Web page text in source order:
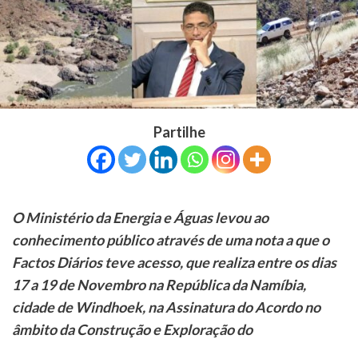
Partilhe
O Ministério da Energia e Águas levou ao
conhecimento público através de uma nota a que o
Factos Diários teve acesso, que realiza entre os dias
17 a 19 de Novembro na República da Namíbia,
cidade de Windhoek, na Assinatura do Acordo no
âmbito da Construção e Exploração do